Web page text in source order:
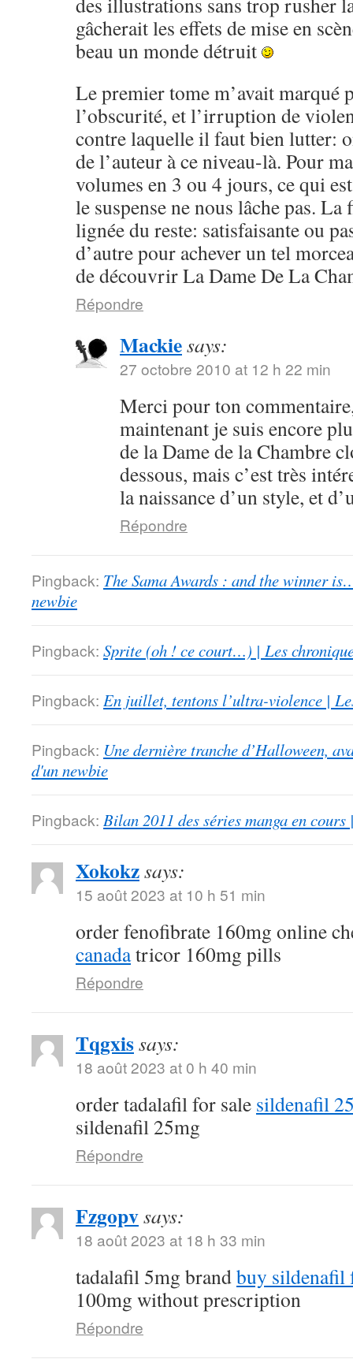
gâcherait les effets de mise en
beau un monde détruit
Le premier tome m’avait marqué
l’obscurité, et l’irruption de
contre laquelle il faut bien lutter:
de l’auteur à ce niveau-là. Pour
volumes en 3 ou 4 jours, ce qui
le suspense ne nous lâche pas. La
lignée du reste: satisfaisante ou
d’autre pour achever un tel
de découvrir La Dame De La
Répondre
Mackiesays:
27 octobre 2010 at 12 h 22 min
Merci pour ton
maintenant je suis encore
de la Dame de la Chambre
dessous, mais c’est très
la naissance d’un style, et
Répondre
Pingback: The Sama Awards : and the winner
newbie
Pingback: Sprite (oh ! ce court…) | Les
Pingback: En juillet, tentons l’ultra-violence |
Pingback: Une dernière tranche d’Halloween,
d'un newbie
Pingback: Bilan 2011 des séries manga en
Xokokzsays:
15 août 2023 at 10 h 51 min
order fenofibrate 160mg online
canadatricor 160mg pills
Répondre
Tqgxissays:
18 août 2023 at 0 h 40 min
order tadalafil for sale sildenafil
sildenafil 25mg
Répondre
Fzgopvsays:
18 août 2023 at 18 h 33 min
tadalafil 5mg brandbuy sildenafil
100mg without prescription
Répondre